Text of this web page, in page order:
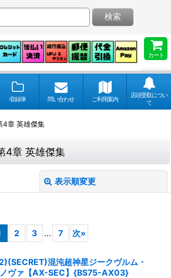
カート
検索
収録弾 問い合わせ ご利用案内
店頭受取につい
て
4章 英雄傑集
4章 英雄傑集
表示順変更
2 3 ... 7 次»
混沌超神星ジークヴルム・
ヴァ【AX-SEC】{BS75-AX03}